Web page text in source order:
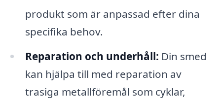
produkt som är anpassad efter dina
specifika behov.
Reparation och underhåll: Din smed
kan hjälpa till med reparation av
trasiga metallföremål som cyklar,